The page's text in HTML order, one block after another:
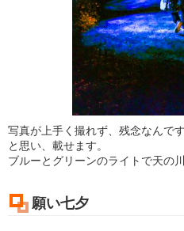
写真が上手く撮れず、残念なんで
と思い、載せます。
ブルーとグリーンのライトで天の
願い七夕